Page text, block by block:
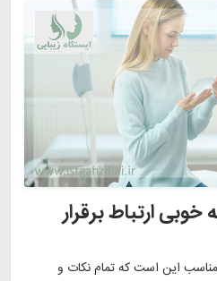
ارتباط برقرار
این است که تمام نکات و